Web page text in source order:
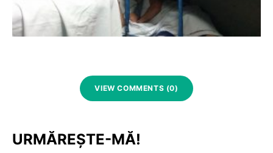
VIEW COMMENTS (0)
URMĂREȘTE-MĂ!